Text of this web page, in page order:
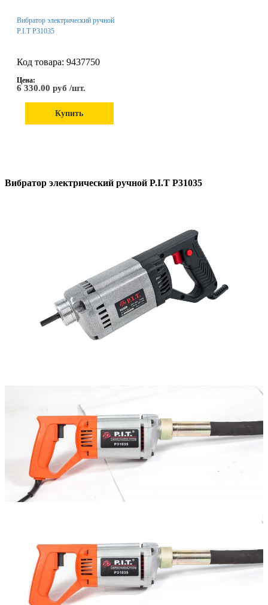
Вибратор электрический ручной
P.I.T Р31035
Код товара: 9437750
Цена:
6 330.00 руб /шт.
Купить
Вибратор электрический ручной P.I.T Р31035